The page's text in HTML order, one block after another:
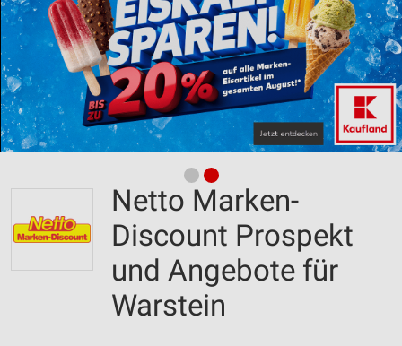
Netto Marken-
Discount Prospekt
und Angebote für
Warstein